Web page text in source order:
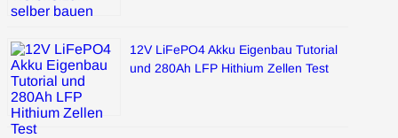
12V LiFePO4 Akku Eigenbau Tutorial
und 280Ah LFP Hithium Zellen Test